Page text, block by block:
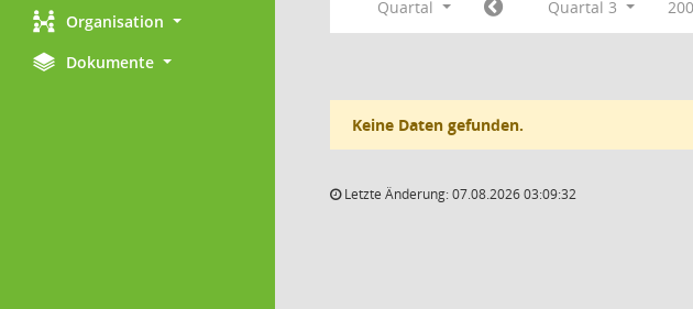
Organisation
Dokumente
Quartal Quartal 3
Keine Daten gefunden.
Letzte Änderung: 07.08.2026 03:09:32